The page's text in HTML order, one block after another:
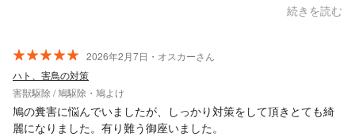
続きを読む
2026年2月7日・オスカーさん
ハト、害鳥の対策
害獣駆除 / 鳩駆除・鳩よけ
鳩の糞害に悩んでいましたが、しっかり対策をして頂きとても綺
麗になりました。有り難う御座いました。